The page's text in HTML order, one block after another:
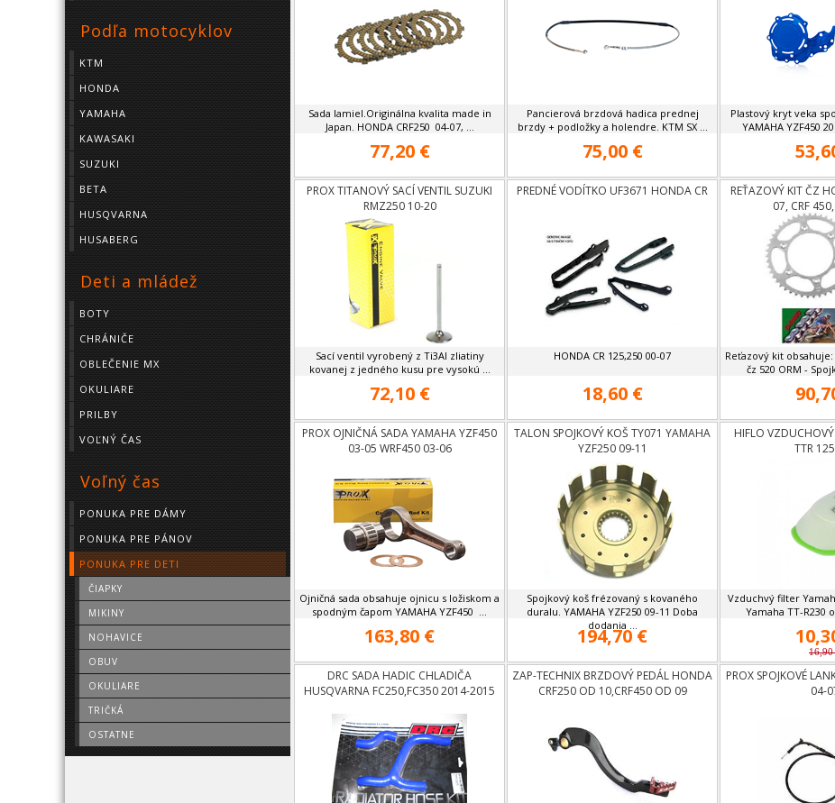
Podľa motocyklov
KTM
HONDA
YAMAHA
KAWASAKI
SUZUKI
BETA
HUSQVARNA
HUSABERG
Deti a mládež
BOTY
CHRÁNIČE
OBLEČENIE MX
OKULIARE
PRILBY
VOĽNÝ ČAS
Voľný čas
PONUKA PRE DÁMY
PONUKA PRE PÁNOV
PONUKA PRE DETI
ČIAPKY
MIKINY
NOHAVICE
OBUV
OKULIARE
TRIČKÁ
OSTATNE
Sada lamiel.Originálna kvalita made in
Japan. HONDA CRF250 04-07, ...
77,20 €
Pancierová brzdová hadica prednej
brzdy + podložky a holendre. KTM SX ...
75,00 €
Plastový kryt veka
YAMAHA YZF450
PROX TITANOVÝ SACÍ VENTIL SUZUKI
RMZ250 10-20
Sací ventil vyrobený z Ti3Al zliatiny
kovanej z jedného kusu pre vysokú ...
72,10 €
PREDNÉ VODÍTKO UF3671 HONDA CR
HONDA CR 125,250 00-07
18,60 €
REŤAZOVÝ KIT ČZ
07, CRF
Reťazový kit
čz 520 ORM -
PROX OJNIČNÁ SADA YAMAHA YZF450
03-05 WRF450 03-06
Ojničná sada obsahuje ojnicu s ložiskom a
spodným čapom YAMAHA YZF450 ...
163,80 €
TALON SPOJKOVÝ KOŠ TY071 YAMAHA
YZF250 09-11
Spojkový koš frézovaný s kovaného
duralu. YAMAHA YZF250 09-11 Doba
dodania ...
194,70 €
HIFLO
TTR
Vzduchvý filter
Yamaha TT-R230
16,90
DRC SADA HADIC CHLADIČA
HUSQVARNA FC250,FC350 2014-2015
ZAP-TECHNIX BRZDOVÝ PEDÁL HONDA
CRF250 OD 10,CRF450 OD 09
PROX SPOJKOVÉ
04-